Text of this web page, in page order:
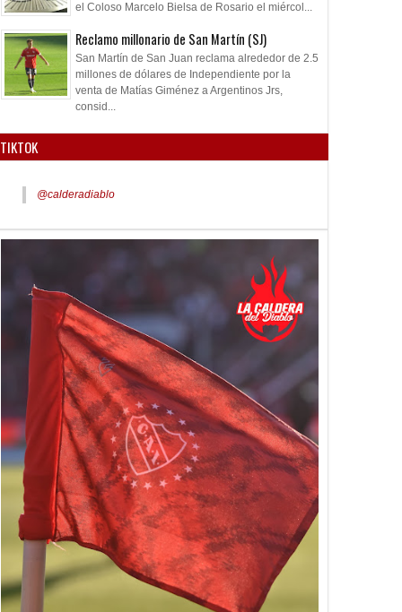
el Coloso Marcelo Bielsa de Rosario el miércol...
Reclamo millonario de San Martín (SJ)
San Martín de San Juan reclama alrededor de 2.5
millones de dólares de Independiente por la
venta de Matías Giménez a Argentinos Jrs,
consid...
TIKTOK
@calderadiablo